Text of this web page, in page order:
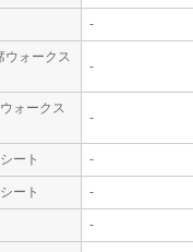
-
ウォークス
-
ォークス
-
ート -
ート -
-